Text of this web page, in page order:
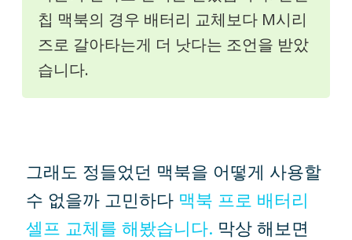
칩 맥북의 경우 배터리 교체보다 M시리
즈로 갈아타는게 더 낫다는 조언을 받았
습니다.
그래도 정들었던 맥북을 어떻게 사용할
수 없을까 고민하다 맥북 프로 배터리
셀프 교체를 해봤습니다. 막상 해보면